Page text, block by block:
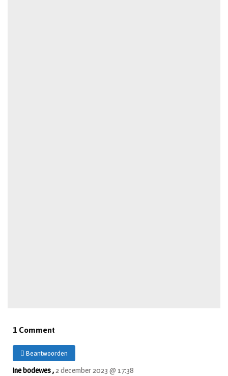
1 Comment
Beantwoorden
ine bodewes ,2 december 2023 @ 17:38